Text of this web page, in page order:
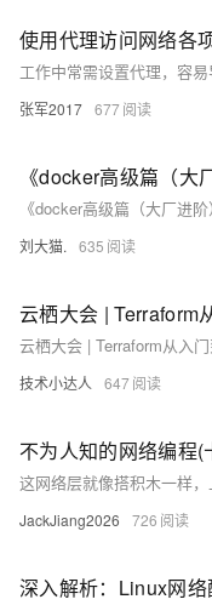
使用代理访问网络各
张军2017 677
刘大猫. 635
云栖大会 | Terraform从入
技术小达人 647
JackJiang2026 726